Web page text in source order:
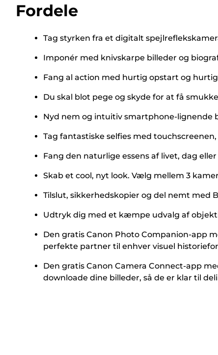
Fordele
Tag styrken fra et digitalt
Imponér med knivskarpe billeder og
Fang al action med hurtig opstart og
Du skal blot pege og skyde for at få
Nyd nem og intuitiv smartphone-
Tag fantastiske selfies med
Fang den naturlige essens af livet, dag
Skab et cool, nyt look. Vælg mellem 3
Tilslut, sikkerhedskopier og del nemt med
Udtryk dig med et kæmpe udvalg af
Den gratis Canon Photo Companion-app
perfekte partner til enhver visuel
Den gratis Canon Camera Connect-app
downloade dine billeder, så de er klar til